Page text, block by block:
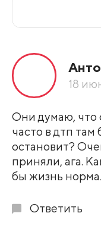
По18
Они думаю, что
часто в дтп там
остановит?
приняли, ага.
бы жизнь
Ответить